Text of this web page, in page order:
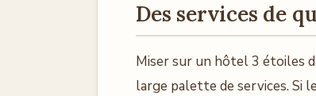
Des services de
Miser sur un hôtel 3 étoiles
large palette de services. Si